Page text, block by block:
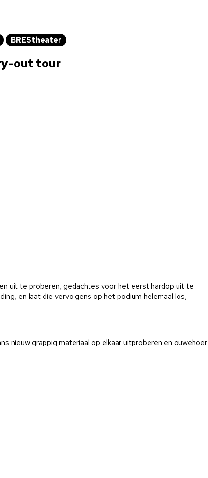
BREStheater
out tour
uit te proberen, gedachtes voor het eerst hardop uit te
en laat die vervolgens op het podium helemaal los,
nieuw grappig materiaal op elkaar uitproberen en